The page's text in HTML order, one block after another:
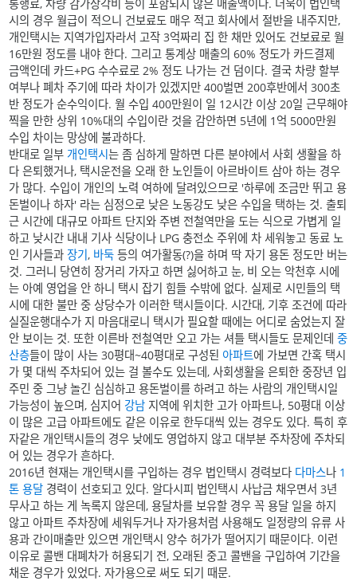
통행료, 차량 감가상각비 등이 포함되지 않은 매출액이다. 더욱이 법인택
시의 경우 월급이 적으니 건보료도 매우 적고 회사에서 절반을 내주지만,
개인택시는 지역가입자라서 고작 3억짜리 집 한 채만 있어도 건보료로 월
16만원 정도를 내야 한다. 그리고 통계상 매출의 60% 정도가 카드결제
금액인데 카드+PG 수수료로 2% 정도 나가는 건 덤이다. 결국 차량 할부
여부나 폐차 주기에 따라 차이가 있겠지만 400벌면 200후반에서 300초
반 정도가 순수익이다. 월 수입 400만원이 일 12시간 이상 20일 근무해야
찍을 만한 상위 10%대의 수입이란 것을 감안하면 5년에 1억 5000만원
수입 차이는 망상에 불과하다.
반대로 일부 개인택시는 좀 심하게 말하면 다른 분야에서 사회 생활을 하
다 은퇴했거나, 택시운전을 오래 한 노인들이 아르바이트 삼아 하는 경우
가 많다. 수입이 개인의 노력 여하에 달려있으므로 '하루에 조금만 뛰고 용
돈벌이나 하자' 라는 심정으로 낮은 노동강도 낮은 수입을 택하는 것. 출퇴
근 시간에 대규모 아파트 단지와 주변 전철역만을 도는 식으로 가볍게 일
하고 낮시간 내내 기사 식당이나 LPG 충전소 주위에 차 세워놓고 동료 노
인 기사들과장기, 바둑 등의 여가활동(?)을 하며 딱 자기 용돈 정도만 버는
것. 그러니 당연히 장거리 가자고 하면 싫어하고 눈, 비 오는 악천후 시에
는 아예 영업을 안 하니 택시 잡기 힘들 수밖에 없다. 실제로 시민들의 택
시에 대한 불만 중 상당수가 이러한 택시들이다. 시간대, 기후 조건에 따라
실질운행대수가 지 마음대로니 택시가 필요할 때에는 어디로 숨었는지 잘
안 보이는 것. 또한 이른바 전철역만 오고 가는 셔틀 택시들도 문제인데중
산층들이 많이 사는 30평대~40평대로 구성된 아파트에 가보면 간혹 택시
가 몇 대씩 주차되어 있는 걸 볼수도 있는데, 사회생활을 은퇴한 중장년 입
주민 중 그냥 놀긴 심심하고 용돈벌이를 하려고 하는 사람의 개인택시일
가능성이 높으며, 심지어 강남 지역에 위치한 고가 아파트나, 50평대 이상
이 많은 고급 아파트에도 같은 이유로 한두대씩 있는 경우도 있다. 특히 후
자같은 개인택시들의 경우 낮에도 영업하지 않고 대부분 주차장에 주차되
어 있는 경우가 흔하다.
2016년 현재는 개인택시를 구입하는 경우 법인택시 경력보다 다마스나 1
톤 용달 경력이 선호되고 있다. 알다시피 법인택시 사납금 채우면서 3년
무사고 하는 게 녹록지 않은데, 용달차를 보유할 경우 꼭 용달 일을 하지
않고 아파트 주차장에 세워두거나 자가용처럼 사용해도 일정량의 유류 사
용과 간이매출만 있으면 개인택시 양수 허가가 떨어지기 때문이다. 이런
이유로 콜밴 대폐차가 허용되기 전, 오래된 중고 콜밴을 구입하여 기간을
채운 경우가 있었다. 자가용으로 써도 되기 때문.